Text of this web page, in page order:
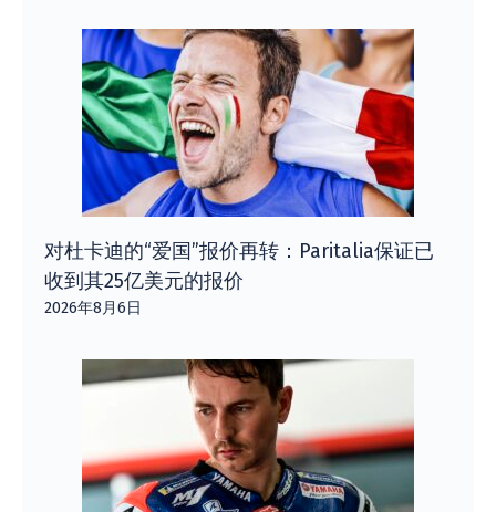
对杜卡迪的“爱国”报价再转：Paritalia保证已
收到其25亿美元的报价
2026年8月6日